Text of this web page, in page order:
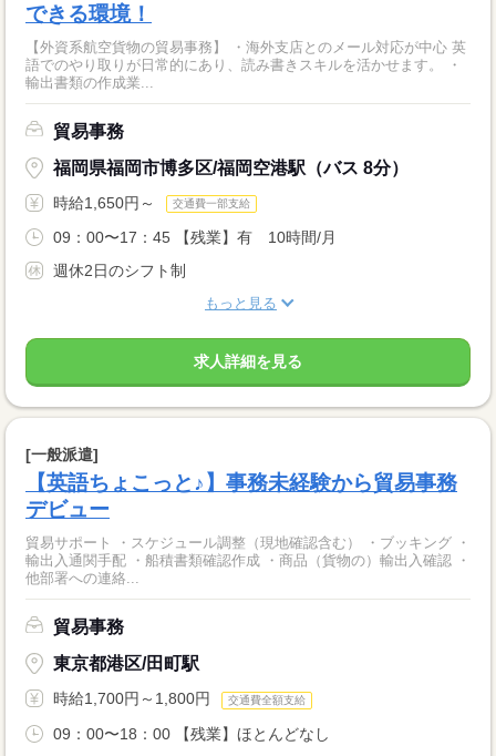
できる環境！
【外資系航空貨物の貿易事務】 ・海外支店とのメール対応が中心 英
語でのやり取りが日常的にあり、読み書きスキルを活かせます。 ・
輸出書類の作成業...
貿易事務
福岡県福岡市博多区/福岡空港駅（バス 8分）
時給1,650円～ 交通費一部支給
09：00〜17：45 【残業】有 10時間/月
週休2日のシフト制
もっと見る
求人詳細を見る
[一般派遣]
【英語ちょこっと♪】事務未経験から貿易事務
デビュー
貿易サポート ・スケジュール調整（現地確認含む） ・ブッキング ・
輸出入通関手配 ・船積書類確認作成 ・商品（貨物の）輸出入確認 ・
他部署への連絡...
貿易事務
東京都港区/田町駅
時給1,700円～1,800円 交通費全額支給
09：00〜18：00 【残業】ほとんどなし